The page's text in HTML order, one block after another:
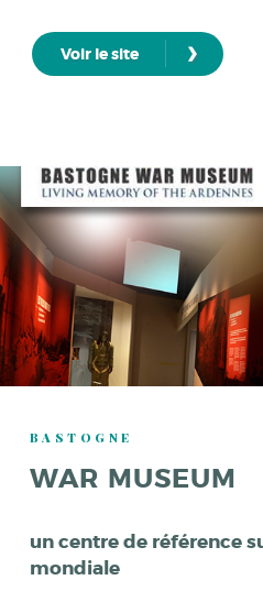
Voir le site ›
BASTOGNE
WAR MUSEUM
un centre de référence
mondiale